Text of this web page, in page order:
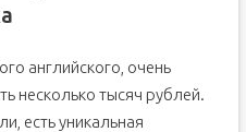
английского, очень
несколько тысяч рублей.
есть уникальная